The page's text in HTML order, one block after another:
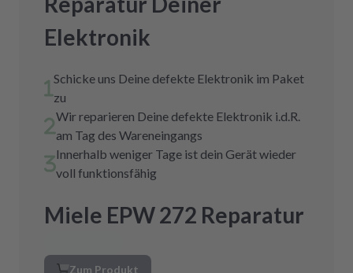
Elektronik
Schicke uns Deine defekte Elektronik im Paket
zu
Wir reparieren Deine defekte Elektronik i.d.R.
am Tag des Wareneingangs
Innerhalb weniger Tage ist dein Gerät wieder
voll funktionsfähig
Miele EPW 272 Reparatur
Zum Produkt